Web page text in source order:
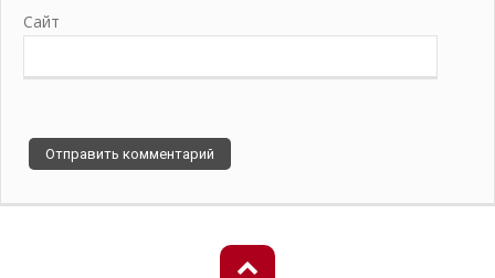
Сайт